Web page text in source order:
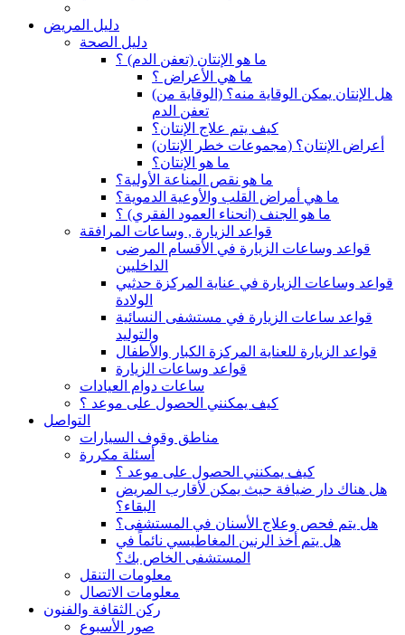
دليل المريض
دليل الصحة
ما هو الإنتان (تعفن الدم) ؟
ما هي الأعراض ؟
(هل الإنتان يمكن الوقاية منه؟ (الوقاية من
تعفن الدم
كيف يتم علاج الإنتان؟
(أعراض الإنتان؟ (مجموعات خطر الإنتان
ما هو الإنتان؟
ما هو نقص المناعة الأولية؟
ما هي أمراض القلب والأوعية الدموية؟
ما هو الجنف (انحناء العمود الفقري) ؟
قواعد الزيارة , وساعات المرافقة
قواعد وساعات الزيارة في الأقسام المرضى
الداخليين
قواعد وساعات الزيارة في عناية المركزة حدثيي
الولادة
قواعد ساعات الزيارة في مستشفى النسائية
والتوليد
قواعد الزيارة للعناية المركزة الكبار والأطفال
قواعد وساعات الزيارة
ساعات دوام العيادات
كيف يمكنني الحصول على موعد ؟
التواصل
مناطق وقوف السيارات
أسئلة مكررة
كيف يمكنني الحصول على موعد ؟
هل هناك دار ضيافة حيث يمكن لأقارب المريض
البقاء؟
هل يتم فحص وعلاج الأسنان في المستشفى؟
هل يتم أخذ الرنين المغاطيسي نائماً في
المستشفى الخاص بك؟
معلومات التنقل
معلومات الاتصال
ركن الثقافة والفنون
صور الأسبوع